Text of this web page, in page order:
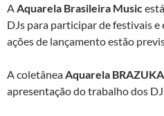
A Aquarela Brasileira Music
DJs para participar de festivais
ações de lançamento estão
A coletânea Aquarela BRAZUKA
apresentação do trabalho dos